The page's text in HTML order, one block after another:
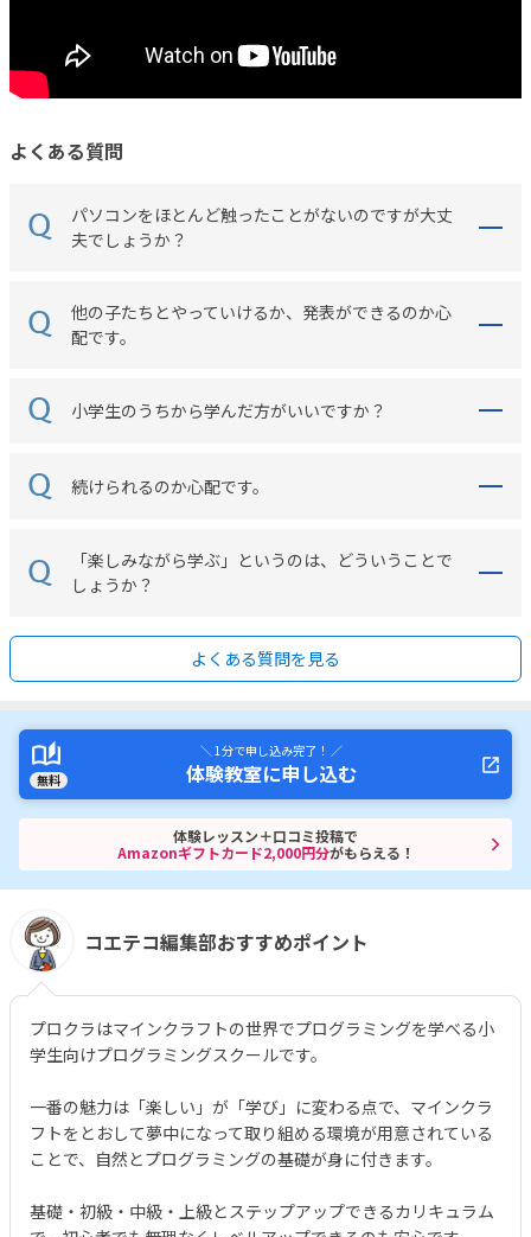
よくある質問
パソコンをほとんど触ったことがないのですが大丈
夫でしょうか？
他の子たちとやっていけるか、発表ができるのか心
配です。
小学生のうちから学んだ方がいいですか？
続けられるのか心配です。
「楽しみながら学ぶ」というのは、どういうことで
しょうか？
よくある質問を見る
無料
＼ 1分で申し込み完了！ ／
体験教室に申し込む
体験レッスン＋口コミ投稿で
Amazonギフトカード2,000円分がもらえる！
コエテコ編集部おすすめポイント
プロクラはマインクラフトの世界でプログラミングを学べる小
学生向けプログラミングスクールです。
一番の魅力は「楽しい」が「学び」に変わる点で、マインクラ
フトをとおして夢中になって取り組める環境が用意されている
ことで、自然とプログラミングの基礎が身に付きます。
基礎・初級・中級・上級とステップアップできるカリキュラム